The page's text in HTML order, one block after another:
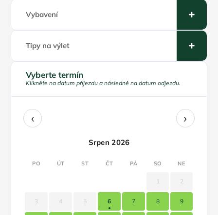
Vybavení
Tipy na výlet
Vyberte termín
Klikněte na datum příjezdu a následně na datum odjezdu.
‹ ›
Srpen 2026
PO ÚT ST ČT PÁ SO NE
1 2
3 4 5 6 7 8 9